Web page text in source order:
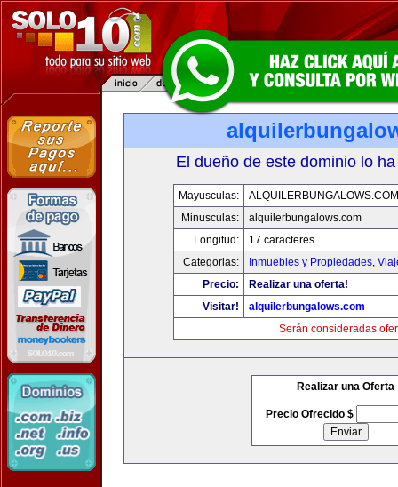
El dueño de este dominio lo
Mayusculas:
ALQUILERBUNGALOWS.COM
Minusculas:
alquilerbungalows.com
Longitud:
17 caracteres
Categorias:
Inmuebles y Propiedades,
Precio:
Realizar una oferta!
Visitar!
alquilerbungalows.com
Serán consideradas
Realizar una Oferta
Precio Ofrecido $